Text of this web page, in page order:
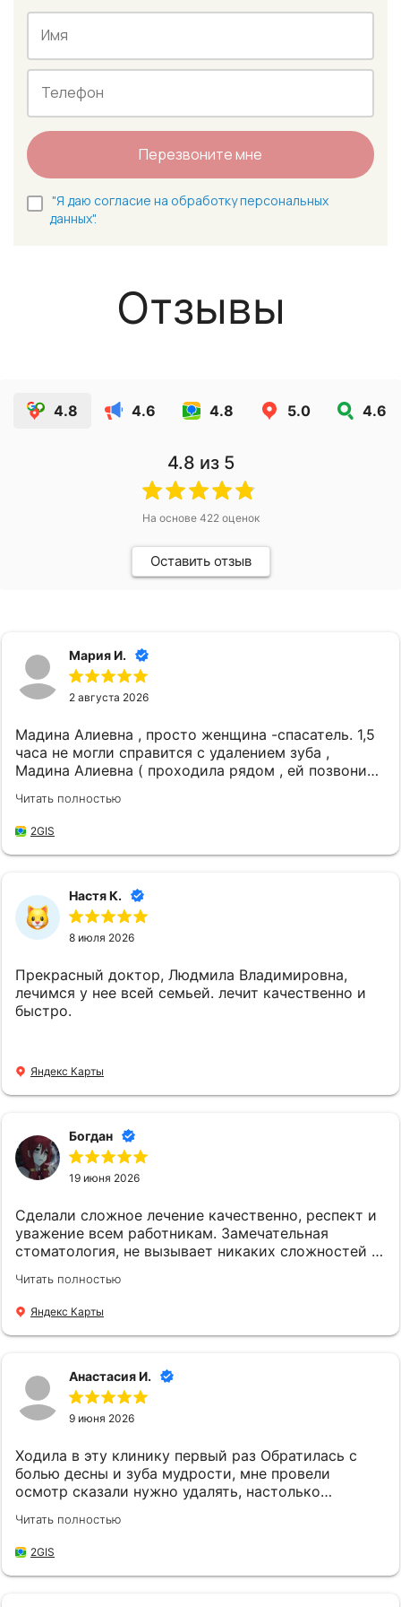
Имя
Телефон
Перезвоните мне
"Я даю согласие на обработку персональных
данных".
Отзывы
4.8 4.6 4.8 5.0 4.6
4.8 из 5
На основе 422оценок
Оставить отзыв
Мария И.
2 августа 2026
Мадина Алиевна , просто женщина -спасатель. 1,5
часа не могли справится с удалением зуба ,
Мадина Алиевна ( проходила рядом , ей позвонили
20 минут А клинике спасибо, что приняли меня
экстренно . В то время как все остальные
отказали или просто не работали !
Читать полностью
2GIS
Настя К.
8 июля 2026
Прекрасный доктор, Людмила Владимировна,
лечимся у нее всей семьей. лечит качественно и
быстро.
Яндекс Карты
Богдан
19 июня 2026
Сделали сложное лечение качественно, респект и
уважение всем работникам. Замечательная
стоматология, не вызывает никаких сложностей и
Читать полностью
Яндекс Карты
Анастасия И.
9 июня 2026
Ходила в эту клинику первый раз Обратилась с
болью десны и зуба мудрости, мне провели
осмотр сказали нужно удалять, настолько
рассказала еще и первый прием был бесплатный,
на следующий день пошла удалять зуб, мне так же
все объяснили, самое больное это была анестезия,
но врач настолько меня поддерживала поэтому я
Читать полностью
2GIS